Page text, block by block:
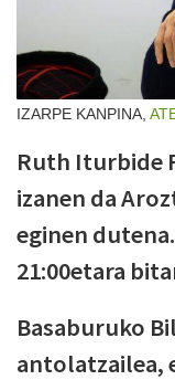
IZARPE KANPINA,
Ruth Iturbide
izanen da
eginen
21:00etara
Basaburuko
antolatzailea,